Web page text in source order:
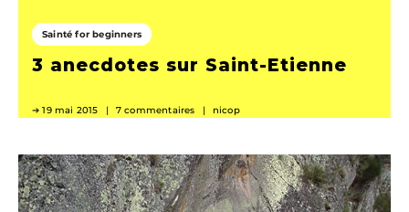
Sainté for beginners
3 anecdotes sur Saint-Etienne
19 mai 2015 7 commentaires nicop